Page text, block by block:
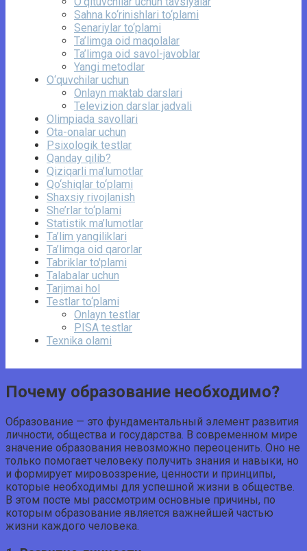
Sahna ko‘rinishlari to‘plami
Senariylar to‘plami
Ta’limga oid maqolalar
Ta’limga oid savol-javoblar
Yangi metodlar
O‘quvchilar uchun
Onlayn maktab darslari
Televizion darslar jadvali
Olimpiada savollari
Ota-onalar uchun
Psixologik testlar
Qanday qilib?
Qiziqarli ma’lumotlar
Qo‘shiqlar to‘plami
Shaxsiy rivojlanish
She’rlar to‘plami
Statistik ma’lumotlar
Ta’lim yangiliklari
Ta’limga oid qarorlar
Tabriklar to'plami
Talabalar uchun
Tarjimai hol
Testlar to‘plami
Onlayn testlar
PISA testlar
Texnika olami
Почему образование необходимо?
Образование — это фундаментальный элемент развития
личности, общества и государства. В современном мире
значение образования невозможно переоценить. Оно не
только помогает человеку получить знания и навыки, но
и формирует мировоззрение, ценности и принципы,
которые необходимы для успешной жизни в обществе.
В этом посте мы рассмотрим основные причины, по
которым образование является важнейшей частью
жизни каждого человека.